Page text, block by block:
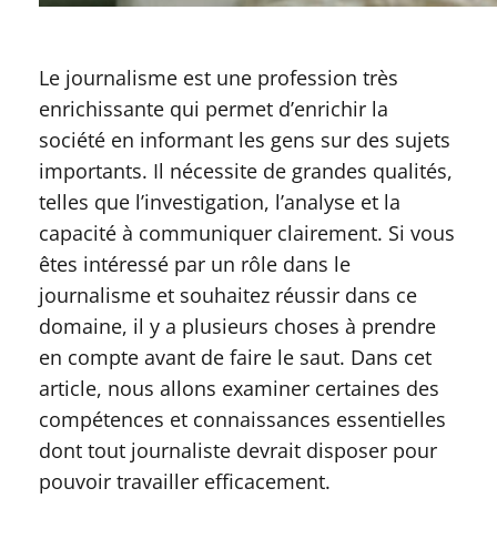
Le journalisme est une profession très
enrichissante qui permet d’enrichir la
société en informant les gens sur des sujets
importants. Il nécessite de grandes qualités,
telles que l’investigation, l’analyse et la
capacité à communiquer clairement. Si vous
êtes intéressé par un rôle dans le
journalisme et souhaitez réussir dans ce
domaine, il y a plusieurs choses à prendre
en compte avant de faire le saut. Dans cet
article, nous allons examiner certaines des
compétences et connaissances essentielles
dont tout journaliste devrait disposer pour
pouvoir travailler efficacement.